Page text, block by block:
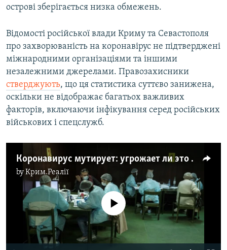
острові зберігається низка обмежень.
Відомості російської влади Криму та Севастополя
про захворюваність на коронавірус не підтверджені
міжнародними організаціями та іншими
незалежними джерелами. Правозахисники
стверджують, що ця статистика суттєво занижена,
оскільки не відображає багатьох важливих
факторів, включаючи інфікування серед російських
військових і спецслужб.
Коронавирус мутирует: угрожает ли это вакцинации (видео)
byКрим.Реалії
No media source currently available